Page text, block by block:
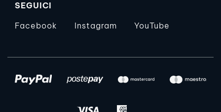
SEGUICI
Facebook Instagram YouTube